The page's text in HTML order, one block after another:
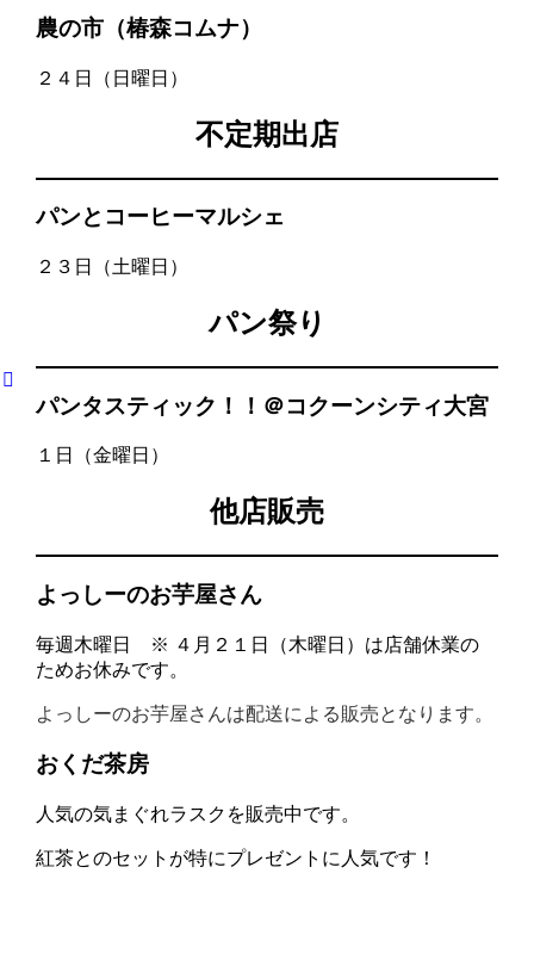
農の市（椿森コムナ）
２４日（日曜日）
不定期出店
パンとコーヒーマルシェ
２３日（土曜日）
パン祭り
パンタスティック！！＠コクーンシティ大宮
１日（金曜日）
他店販売
よっしーのお芋屋さん
毎週木曜日 ※ ４月２１日（木曜日）は店舗休業の
ためお休みです。
よっしーのお芋屋さんは配送による販売となります。
おくだ茶房
人気の気まぐれラスクを販売中です。
紅茶とのセットが特にプレゼントに人気です！